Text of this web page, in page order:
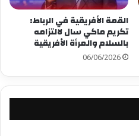
القمة الأفريقية في الرباط:
تكريم ماكي سال لالتزامه
بالسلام والمرأة الأفريقية
06/06/2026